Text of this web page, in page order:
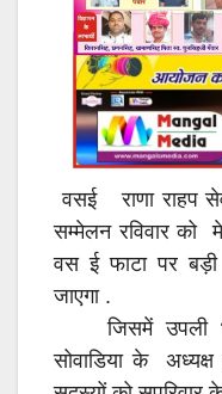
k p
वसई राणा राहप
सम्मेलन रविवार को
वस ई फाटा पर
जाएगा .
जिसमें उपली
सोवाडिया के